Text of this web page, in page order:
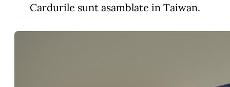
Cardurile sunt asamblate in Taiwan.